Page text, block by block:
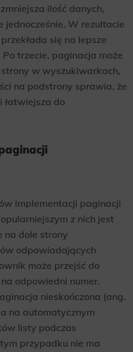
ilość danych,
jednocześnie. W rezultacie
się na lepsze
trzecie, paginacja może
w wyszukiwarkach,
na podstrony sprawia, że
łatwiejsza do
implementacji paginacji
z nich jest
na dole strony
odpowiadających
może przejść do
odpowiedni numer.
nieskończona (ang.
na automatycznym
listy podczas
przypadku nie ma